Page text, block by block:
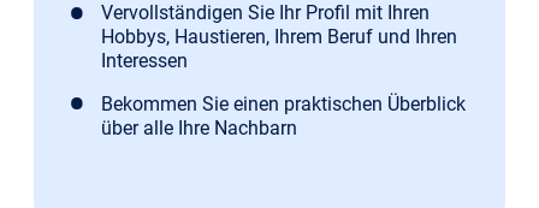
Vervollständigen Sie Ihr Profil mit Ihren
Hobbys, Haustieren, Ihrem Beruf und Ihren
Interessen
Bekommen Sie einen praktischen Überblick
über alle Ihre Nachbarn